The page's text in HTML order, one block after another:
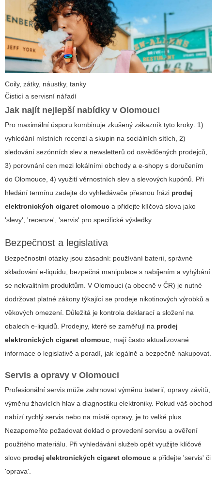
Coily, zátky, náustky, tanky
Čisticí a servisní nářadí
Jak najít nejlepší nabídky v Olomouci
Pro maximální úsporu kombinuje zkušený zákazník tyto kroky: 1)
vyhledání místních recenzí a skupin na sociálních sítích, 2)
sledování sezónních slev a newsletterů od osvědčených prodejců,
3) porovnání cen mezi lokálními obchody a e-shopy s doručením
do Olomouce, 4) využití věrnostních slev a slevových kupónů. Při
hledání termínu zadejte do vyhledávače přesnou frázi prodej
elektronických cigaret olomouc a přidejte klíčová slova jako
'slevy', 'recenze', 'servis' pro specifické výsledky.
Bezpečnost a legislativa
Bezpečnostní otázky jsou zásadní: používání baterií, správné
skladování e-liquidu, bezpečná manipulace s nabíjením a vyhýbání
se nekvalitním produktům. V Olomouci (a obecně v ČR) je nutné
dodržovat platné zákony týkající se prodeje nikotinových výrobků a
věkových omezení. Důležitá je kontrola deklarací a složení na
obalech e-liquidů. Prodejny, které se zaměřují na prodej
elektronických cigaret olomouc , mají často aktualizované
informace o legislativě a poradí, jak legálně a bezpečně nakupovat.
Servis a opravy v Olomouci
Profesionální servis může zahrnovat výměnu baterií, opravy závitů,
výměnu žhavících hlav a diagnostiku elektroniky. Pokud váš obchod
nabízí rychlý servis nebo na místě opravy, je to velké plus.
Nezapomeňte požadovat doklad o provedení servisu a ověření
použitého materiálu. Při vyhledávání služeb opět využijte klíčové
slovo prodej elektronických cigaret olomouc a přidejte 'servis' či
'oprava'.